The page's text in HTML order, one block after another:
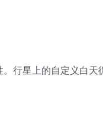
行星上的自定义白天